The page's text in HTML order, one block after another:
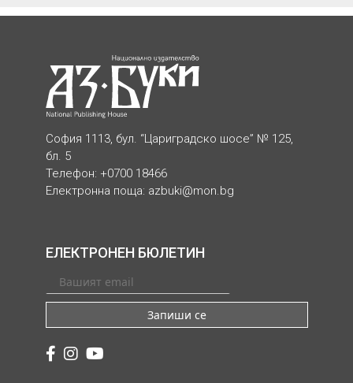
София 1113, бул. “Цариградско шосе” № 125,
бл. 5
Телефон: +0700 18466
Електронна поща: azbuki@mon.bg
ЕЛЕКТРОНЕН БЮЛЕТИН
Запиши се